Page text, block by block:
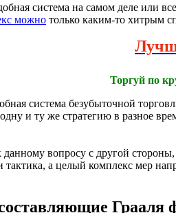
система на самом деле или
можно только каким-то хитрым
Торгуй по
система безубыточной
и ту же стратегию в разное
вопросу с другой
тактика, а целый комплекс мер
Грааля